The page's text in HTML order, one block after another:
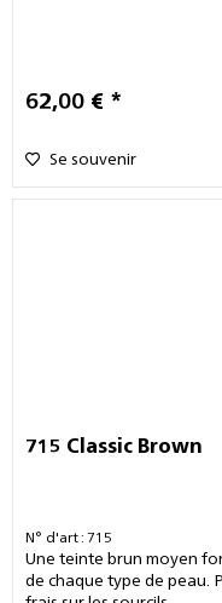
62,00 € *
Se souvenir
715 Classic Brown
N° d'art : 715
Une teinte brun moyen
de chaque type de peau.